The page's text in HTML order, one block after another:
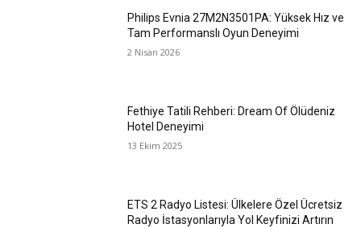
Philips Evnia 27M2N3501PA: Yüksek Hız ve
Tam Performanslı Oyun Deneyimi
2 Nisan 2026
Fethiye Tatili Rehberi: Dream Of Ölüdeniz
Hotel Deneyimi
13 Ekim 2025
ETS 2 Radyo Listesi: Ülkelere Özel Ücretsiz
Radyo İstasyonlarıyla Yol Keyfinizi Artırın